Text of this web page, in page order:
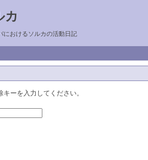
カ
おけるソルカの活動日記
ーを入力してください。